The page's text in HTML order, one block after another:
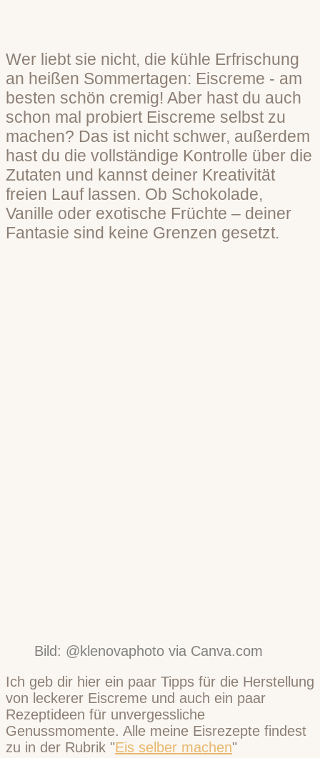
Wer liebt sie nicht, die kühle Erfrischung
an heißen Sommertagen: Eiscreme - am
besten schön cremig! Aber hast du auch
schon mal probiert Eiscreme selbst zu
machen? Das ist nicht schwer, außerdem
hast du die vollständige Kontrolle über die
Zutaten und kannst deiner Kreativität
freien Lauf lassen. Ob Schokolade,
Vanille oder exotische Früchte – deiner
Fantasie sind keine Grenzen gesetzt.
Bild: @klenovaphoto via Canva.com
Ich geb dir hier ein paar Tipps für die Herstellung
von leckerer Eiscreme und auch ein paar
Rezeptideen für unvergessliche
Genussmomente. Alle meine Eisrezepte findest
zu in der Rubrik "Eis selber machen"